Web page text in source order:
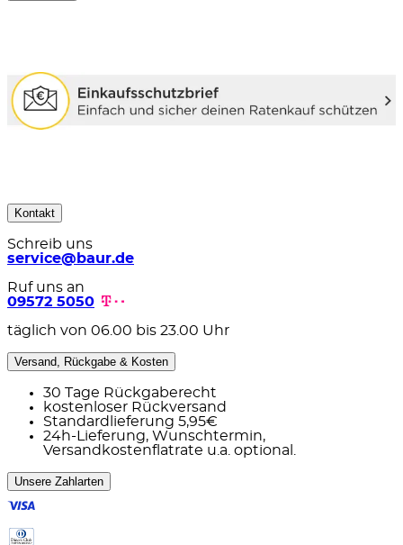
Kontakt
Schreib uns
service@baur.de
Ruf uns an
09572 5050
täglich von 06.00 bis 23.00 Uhr
Versand, Rückgabe & Kosten
30 Tage Rückgaberecht
kostenloser Rückversand
Standardlieferung 5,95€
24h-Lieferung, Wunschtermin,
Versandkostenflatrate u.a. optional.
Unsere Zahlarten